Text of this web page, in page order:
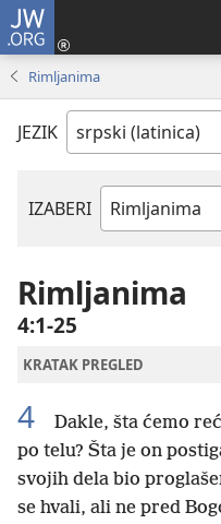
JW.ORG
Rimljanima
JEZIK
IZABERI
Biblijska
Rimljanima
4:1-25
KRATAK PREGLED
4
Dakle, šta ćemo
po telu? Šta je on
svojih dela bio
se hvali, ali ne pred